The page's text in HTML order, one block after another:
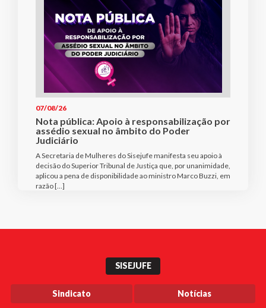
07/08/26
Nota pública: Apoio à responsabilização por
assédio sexual no âmbito do Poder
Judiciário
A Secretaria de Mulheres do Sisejufe manifesta seu apoio à
decisão do Superior Tribunal de Justiça que, por unanimidade,
aplicou a pena de disponibilidade ao ministro Marco Buzzi, em
razão […]
SISEJUFE
Sindicato Notícias